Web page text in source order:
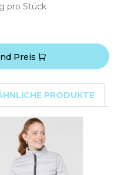
pro Stück
Preis
PRODUKTE